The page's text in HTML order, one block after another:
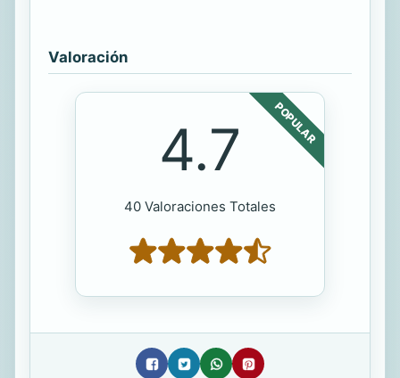
Valoración
POPULAR
4.7
40 Valoraciones Totales